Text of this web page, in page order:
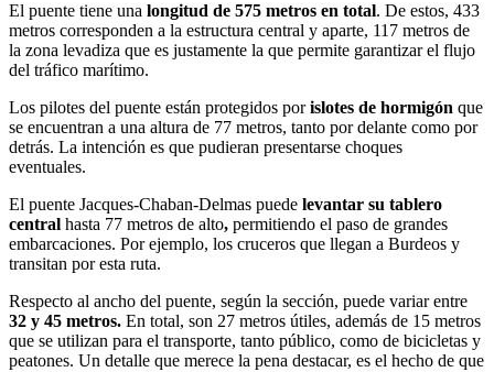
El puente tiene una longitud de 575 metros en total. De estos, 433
metros corresponden a la estructura central y aparte, 117 metros de
la zona levadiza que es justamente la que permite garantizar el flujo
del tráfico marítimo.
Los pilotes del puente están protegidos porislotes de hormigón que
se encuentran a una altura de 77 metros, tanto por delante como por
detrás. La intención es que pudieran presentarse choques
eventuales.
El puente Jacques-Chaban-Delmas puede levantar su tablero
central hasta 77 metros de alto, permitiendo el paso de grandes
embarcaciones. Por ejemplo, los cruceros que llegan a Burdeos y
transitan por esta ruta.
Respecto al ancho del puente, según la sección, puede variar entre
32 y 45 metros. En total, son 27 metros útiles, además de 15 metros
que se utilizan para el transporte, tanto público, como de bicicletas y
peatones. Un detalle que merece la pena destacar, es el hecho de que